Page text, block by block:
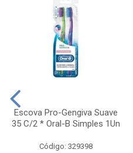
Escova Pro-Gengiva Suave
35 C/2 * Oral-B Simples 1Un
Código: 329398